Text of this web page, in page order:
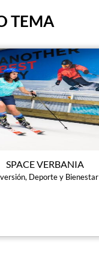
TEMA
SPACE VERBANIA
Deporte y Bienestar